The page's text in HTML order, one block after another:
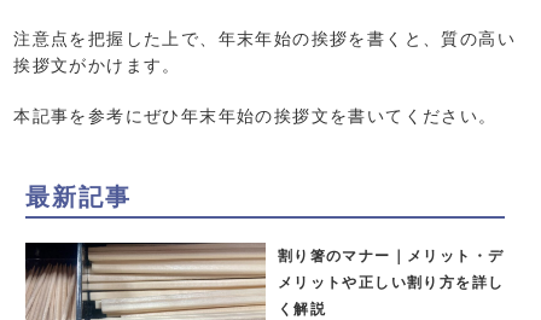
注意点を把握した上で、年末年始の挨拶を書くと、質の高い
挨拶文がかけます。
本記事を参考にぜひ年末年始の挨拶文を書いてください。
最新記事
割り箸のマナー｜メリット・デ
メリットや正しい割り方を詳し
く解説